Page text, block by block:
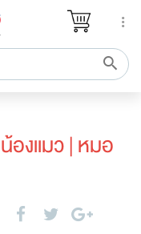
องแมว | หมอ